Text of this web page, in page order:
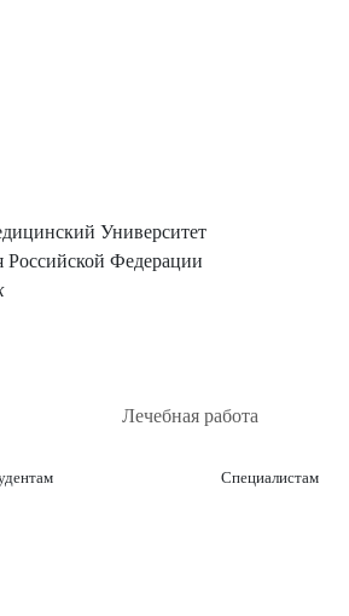
Университет
Российской Федерации
Лечебная работа
Специалистам